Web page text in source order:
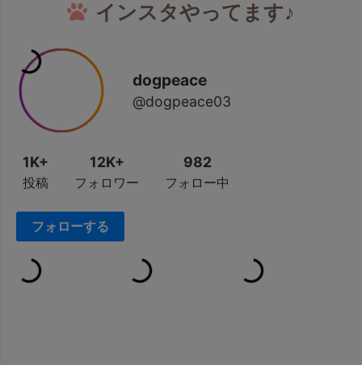
インスタやってます♪